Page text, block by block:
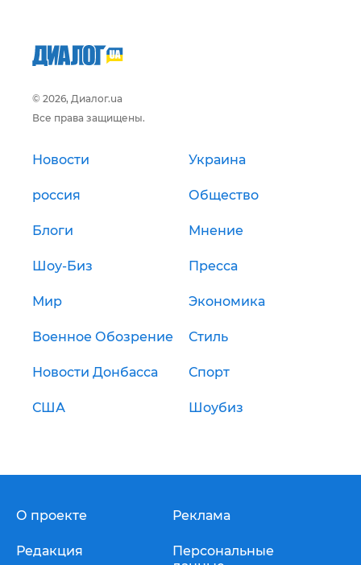
© 2026, Диалог.ua
Все права защищены.
Новости Украина
россия Общество
Блоги Мнение
Шоу-Биз Пресса
Мир Экономика
Военное Обозрение Стиль
Новости Донбасса Спорт
США Шоубиз
О проекте
Редакция
Реклама
Персональные